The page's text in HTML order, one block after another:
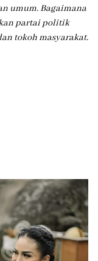
umum. Bagaimana
partai politik
tokoh masyarakat.